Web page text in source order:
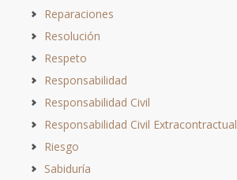
Reparaciones
Resolución
Respeto
Responsabilidad
Responsabilidad Civil
Responsabilidad Civil Extracontractual
Riesgo
Sabiduría